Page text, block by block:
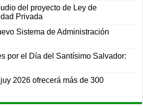
del proyecto de Ley de
Privada
Sistema de Administración
por el Día del Santísimo Salvador:
2026 ofrecerá más de 300